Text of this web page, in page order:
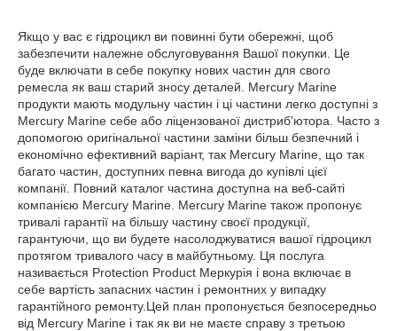
Якщо у вас є гідроцикл ви повинні бути обережні, щоб
забезпечити належне обслуговування Вашої покупки. Це
буде включати в себе покупку нових частин для свого
ремесла як ваш старий зносу деталей. Mercury Marine
продукти мають модульну частин і ці частини легко доступні з
Mercury Marine себе або ліцензованої дистриб'ютора. Часто з
допомогою оригінальної частини заміни більш безпечний і
економічно ефективний варіант, так Mercury Marine, що так
багато частин, доступних певна вигода до купівлі цієї
компанії. Повний каталог частина доступна на веб-сайті
компанією Mercury Marine. Mercury Marine також пропонує
тривалі гарантії на більшу частину своєї продукції,
гарантуючи, що ви будете насолоджуватися вашої гідроцикл
протягом тривалого часу в майбутньому. Ця послуга
називається Protection Product Меркурія і вона включає в
себе вартість запасних частин і ремонтних у випадку
гарантійного ремонту.Цей план пропонується безпосередньо
від Mercury Marine і так як ви не маєте справу з третьою